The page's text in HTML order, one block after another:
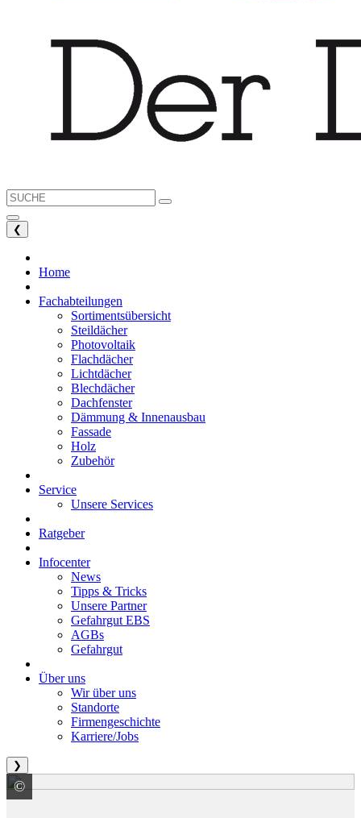
❮
Home
Fachabteilungen
Sortimentsübersicht
Steildächer
Photovoltaik
Flachdächer
Lichtdächer
Blechdächer
Dachfenster
Dämmung & Innenausbau
Fassade
Holz
Zubehör
Service
Unsere Services
Ratgeber
Infocenter
News
Tipps & Tricks
Unsere Partner
Gefahrgut EBS
AGBs
Gefahrgut
Über uns
Wir über uns
Standorte
Firmengeschichte
Karriere/Jobs
❯
© Knauf Insulation GmbH